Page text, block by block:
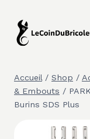
contenu
Accueil / Shop /
& Embouts /
Burins SDS Plus